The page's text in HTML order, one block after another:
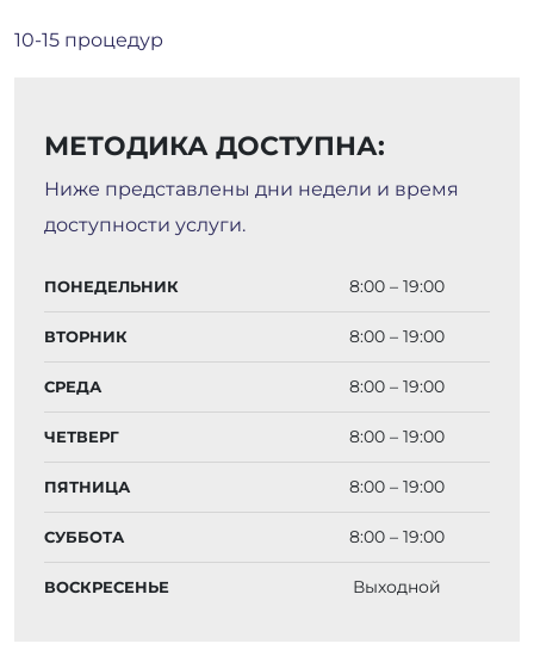
10-15 процедур
МЕТОДИКА ДОСТУПНА:
Ниже представлены дни недели и время
доступности услуги.
ПОНЕДЕЛЬНИК 8:00 – 19:00
ВТОРНИК 8:00 – 19:00
СРЕДА 8:00 – 19:00
ЧЕТВЕРГ 8:00 – 19:00
ПЯТНИЦА 8:00 – 19:00
СУББОТА 8:00 – 19:00
ВОСКРЕСЕНЬЕ Выходной